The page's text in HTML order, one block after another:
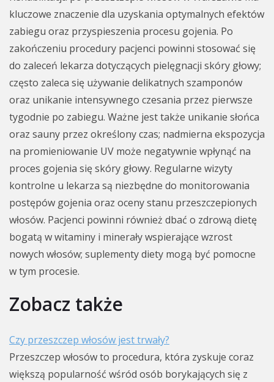
kluczowe znaczenie dla uzyskania optymalnych efektów
zabiegu oraz przyspieszenia procesu gojenia. Po
zakończeniu procedury pacjenci powinni stosować się
do zaleceń lekarza dotyczących pielęgnacji skóry głowy;
często zaleca się używanie delikatnych szamponów
oraz unikanie intensywnego czesania przez pierwsze
tygodnie po zabiegu. Ważne jest także unikanie słońca
oraz sauny przez określony czas; nadmierna ekspozycja
na promieniowanie UV może negatywnie wpłynąć na
proces gojenia się skóry głowy. Regularne wizyty
kontrolne u lekarza są niezbędne do monitorowania
postępów gojenia oraz oceny stanu przeszczepionych
włosów. Pacjenci powinni również dbać o zdrową dietę
bogatą w witaminy i minerały wspierające wzrost
nowych włosów; suplementy diety mogą być pomocne
w tym procesie.
Zobacz także
Czy przeszczep włosów jest trwały?
Przeszczep włosów to procedura, która zyskuje coraz
większą popularność wśród osób borykających się z